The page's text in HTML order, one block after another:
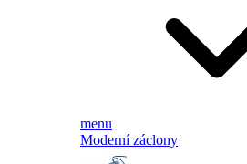
menu
Moderní záclony